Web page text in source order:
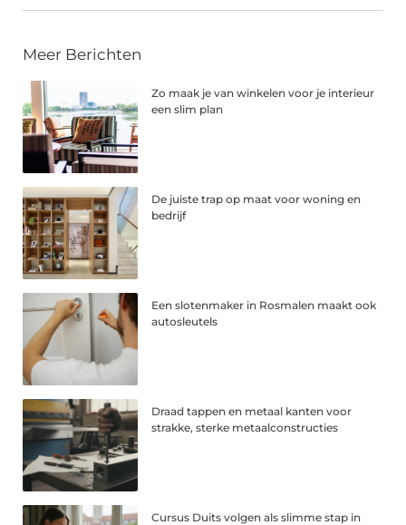
Meer Berichten
Zo maak je van winkelen voor je interieur
een slim plan
De juiste trap op maat voor woning en
bedrijf
Een slotenmaker in Rosmalen maakt ook
autosleutels
Draad tappen en metaal kanten voor
strakke, sterke metaalconstructies
Cursus Duits volgen als slimme stap in